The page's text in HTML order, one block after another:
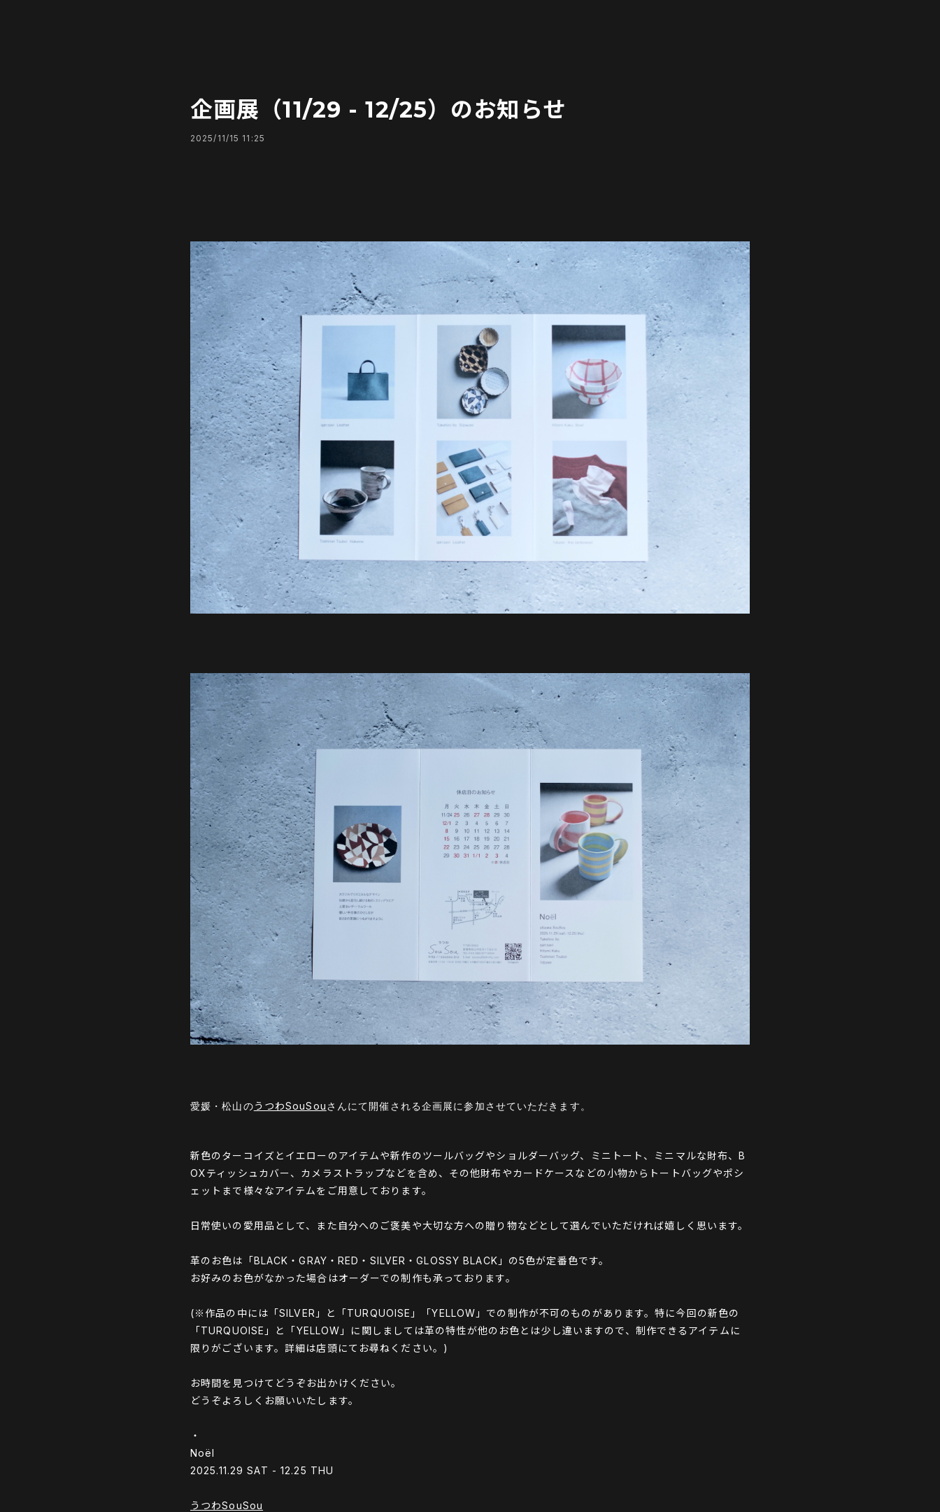
企画展（11/29 - 12/25）のお知らせ
2025/11/15 11:25
愛媛・松山のうつわSouSouさんにて開催される企画展に参加させていただきます。
新色のターコイズとイエローのアイテムや新作のツールバッグやショルダーバッグ、ミニトート、ミニマルな財布、B
OXティッシュカバー、カメラストラップなどを含め、その他財布やカードケースなどの小物からトートバッグやポシ
ェットまで様々なアイテムをご用意しております。
日常使いの愛用品として、また自分へのご褒美や大切な方への贈り物などとして選んでいただければ嬉しく思います。
革のお色は「BLACK・GRAY・RED・SILVER・GLOSSY BLACK」の5色が定番色です。
お好みのお色がなかった場合はオーダーでの制作も承っております。
(※作品の中には「SILVER」と「TURQUOISE」「YELLOW」での制作が不可のものがあります。特に今回の新色の
「TURQUOISE」と「YELLOW」に関しましては革の特性が他のお色とは少し違いますので、制作できるアイテムに
限りがございます。詳細は店頭にてお尋ねください。)
お時間を見つけてどうぞお出かけください。
どうぞよろしくお願いいたします。
・
Noël
2025.11.29 SAT - 12.25 THU
うつわSouSou